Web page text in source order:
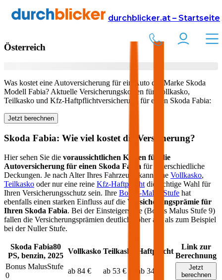
durchblicker.at – Startseite
Versicherung Autoversicherung Skoda
Skoda Fabia
Österreich
Was kostet eine Autoversicherung für ein Auto der Marke Skoda
Modell Fabia? Aktuelle Versicherungskosten für Vollkasko,
Teilkasko und Kfz-Haftpflichtversicherung für einen Skoda Fabia:
Jetzt berechnen
Skoda Fabia: Wie viel kostet die Versicherung?
Hier sehen Sie die voraussichtlichen Kosten für die
Autoversicherung für einen Skoda Fabia für unterschiedliche
Deckungen. Je nach Alter Ihres Fahrzeugs kann eine Vollkasko,
Teilkasko oder nur eine reine Kfz-Haftpflicht die richtige Wahl für
Ihren Versicherungsschutz sein. Ihre Bonus-Malus Stufe hat
ebenfalls einen starken Einfluss auf die Versicherungsprämie für
Ihren Skoda Fabia. Bei der Einsteigerstufe (Bonus Malus Stufe 9)
fallen die Versicherungsprämien deutlich höher aus als zum Beispiel
bei der Nuller Stufe.
Skoda Fabia80
PS, benzin, 2025
Vollkasko Teilkasko Haftpflicht
Link zur
Berechnung
Bonus MalusStufe
0
ab 84 € ab 53 € ab 34 €
Jetzt
berechnen